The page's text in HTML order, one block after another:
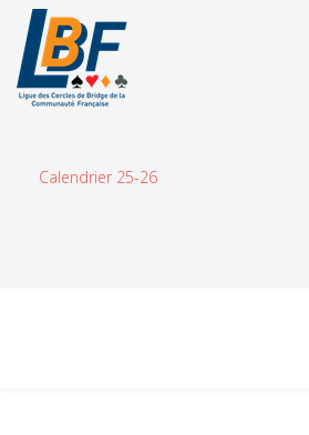
Calendrier 25-26